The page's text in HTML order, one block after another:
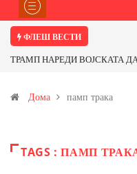
ФЛЕШ ВЕСТИ
ТРАМП НАРЕДИ ВОЈСКАТА
Иловица и со антимонот?
Дома памп трака
TAGS : ПАМП